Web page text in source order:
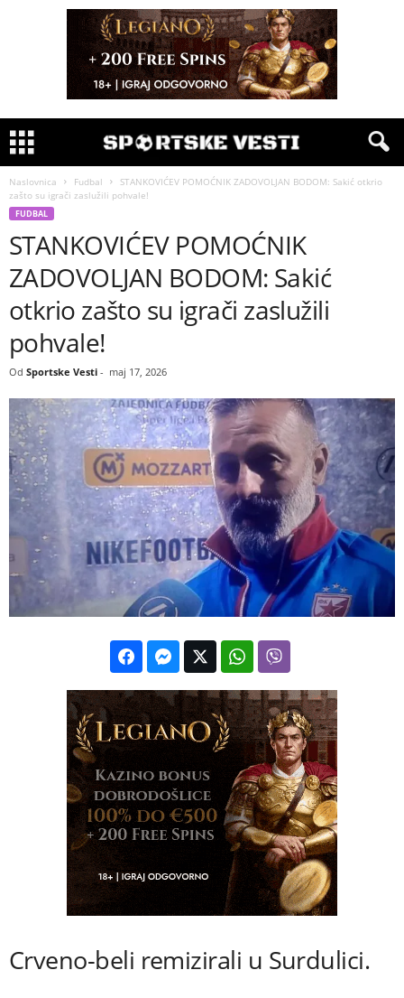
Naslovnica Fudbal
STANKOVIĆEV POMOĆNIK ZADOVOLJAN BODOM: Sakić otkrio
zašto su igrači zaslužili pohvale!
FUDBAL
STANKOVIĆEV POMOĆNIK
ZADOVOLJAN BODOM: Sakić
otkrio zašto su igrači zaslužili
pohvale!
Od Sportske Vesti - maj 17, 2026
Crveno-beli remizirali u Surdulici.